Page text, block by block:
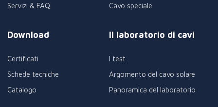
Servizi & FAQ
Cavo speciale
Download
Certificati
Schede tecniche
Catalogo
Il laboratorio di cavi
I test
Argomento del cavo solare
Panoramica del laboratorio